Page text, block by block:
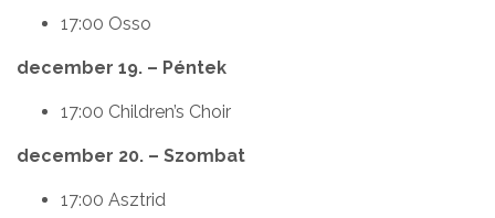
17:00 Osso
december 19. – Péntek
17:00 Children’s Choir
december 20. – Szombat
17:00 Asztrid